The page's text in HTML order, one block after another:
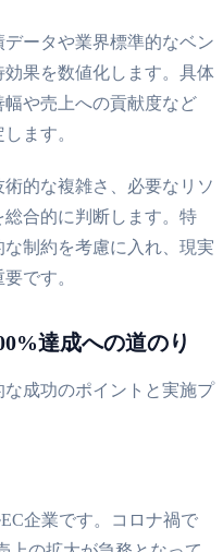
ータや業界標準的なベン
果を数値化します。具体
や売上への貢献度など
ます。
的な複雑さ、必要なリソ
合的に判断します。特
制約を考慮に入れ、現実
です。
達成への道のり
成功のポイントと実施プ
企業です。コロナ禍で